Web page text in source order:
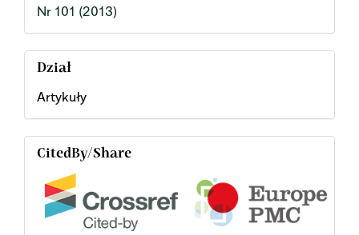
Nr 101 (2013)
Dział
Artykuły
CitedBy/Share